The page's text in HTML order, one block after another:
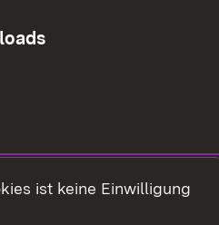
ist keine Einwilligung